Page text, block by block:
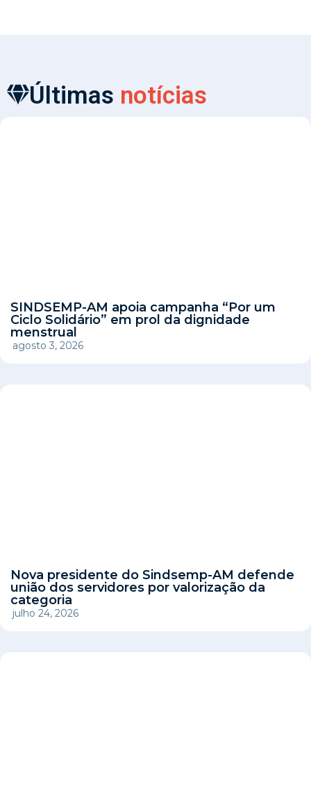
Últimas notícias
SINDSEMP-AM apoia campanha “Por um
Ciclo Solidário” em prol da dignidade
menstrual
agosto 3, 2026
Nova presidente do Sindsemp-AM defende
união dos servidores por valorização da
categoria
julho 24, 2026